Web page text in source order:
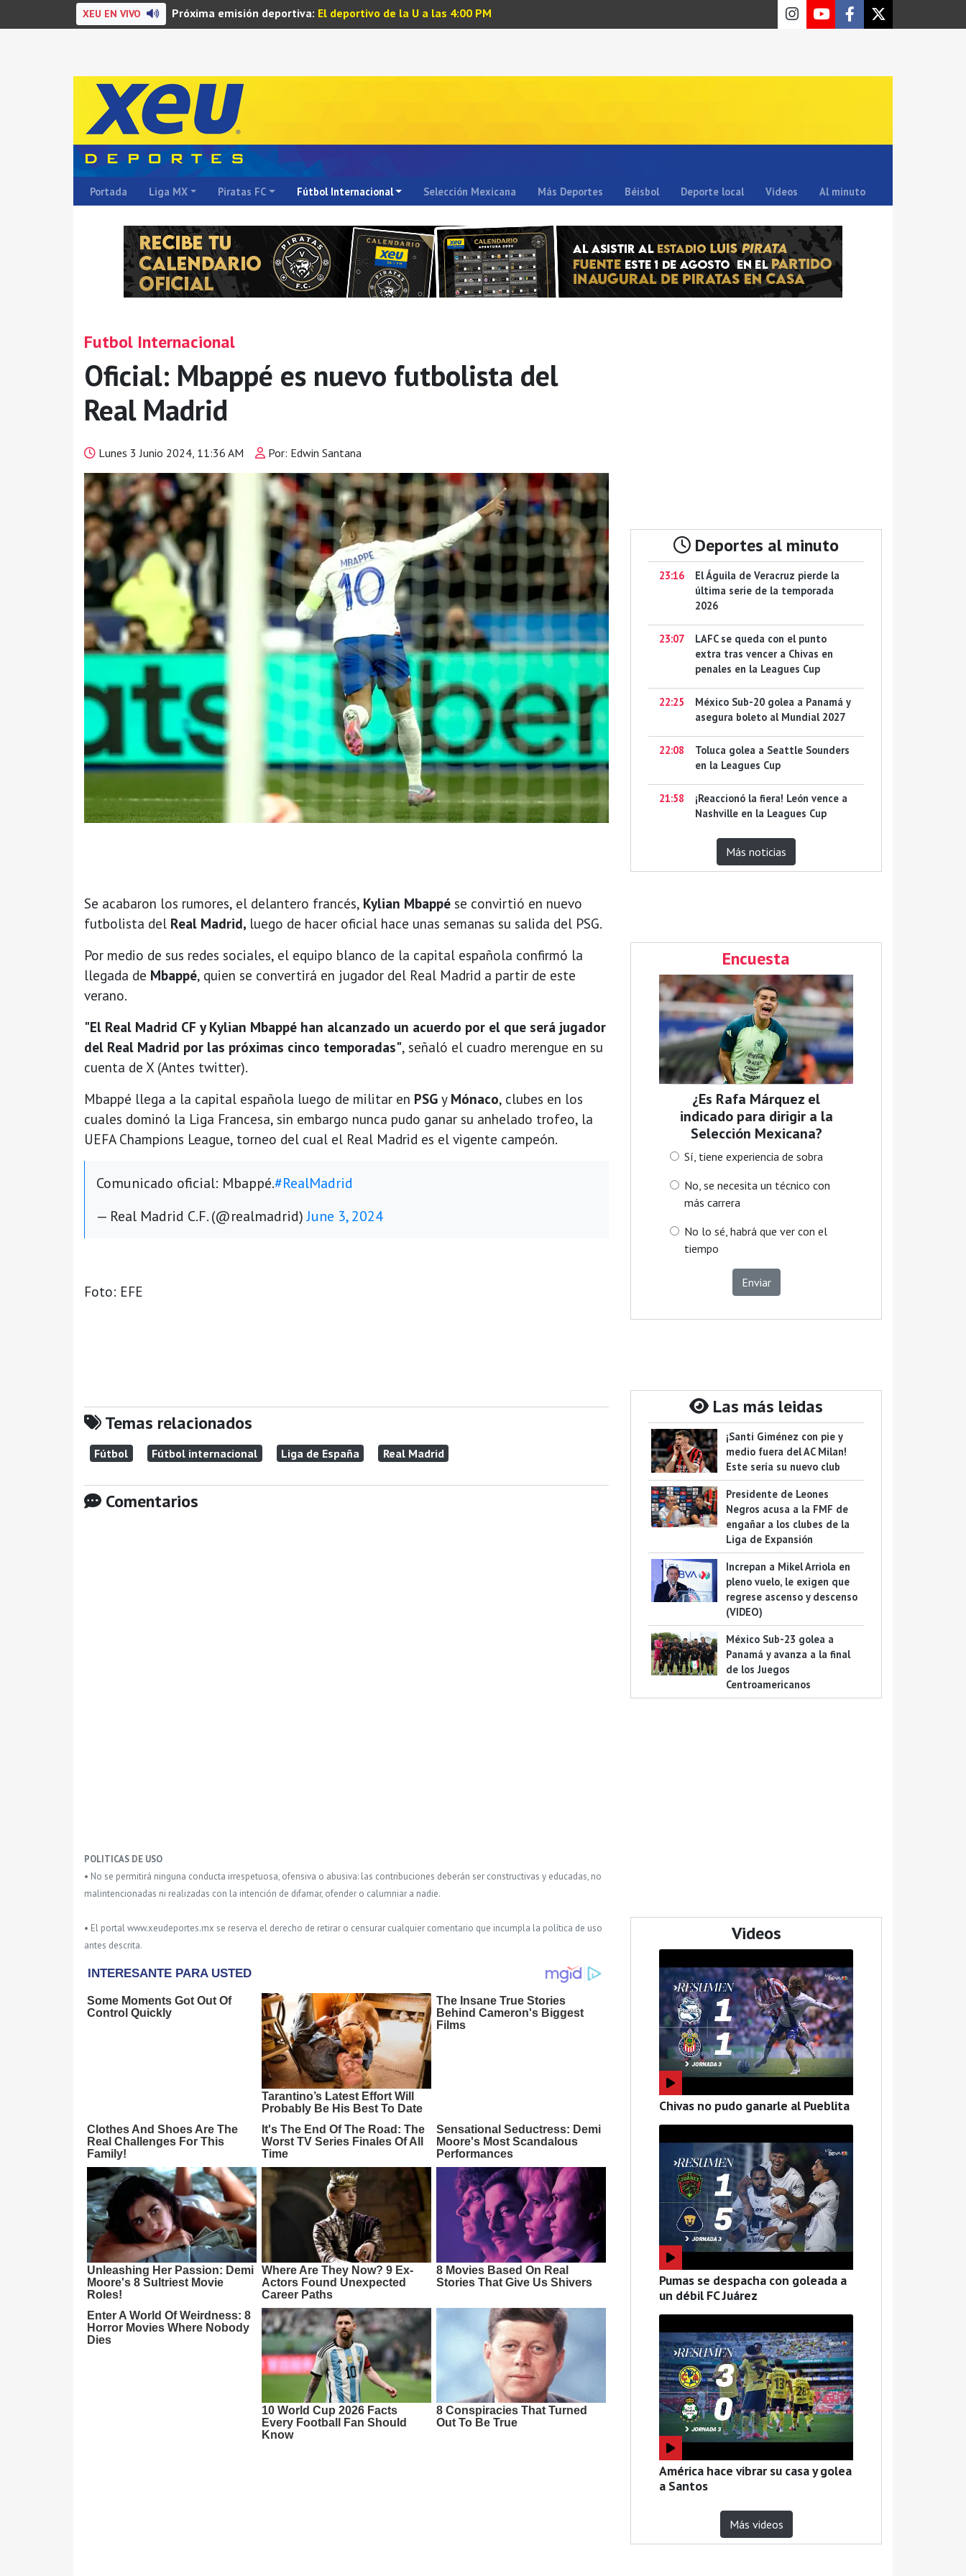
XEU EN VIVO Próxima emisión deportiva: El deportivo de la U a las 4:00 PM
Portada Liga MX Piratas FC Fútbol Internacional Selección Mexicana Más Deportes Béisbol Deporte local Videos Al minuto
Futbol Internacional
Oficial: Mbappé es nuevo futbolista del
Real Madrid
Lunes 3 Junio 2024, 11:36 AM Por: Edwin Santana
Se acabaron los rumores, el delantero francés, Kylian Mbappé se convirtió en nuevo
futbolista del Real Madrid, luego de hacer oficial hace unas semanas su salida del PSG.
Por medio de sus redes sociales, el equipo blanco de la capital española confirmó la
llegada de Mbappé, quien se convertirá en jugador del Real Madrid a partir de este
verano.
"El Real Madrid CF y Kylian Mbappé han alcanzado un acuerdo por el que será jugador
del Real Madrid por las próximas cinco temporadas", señaló el cuadro merengue en su
cuenta de X (Antes twitter).
Mbappé llega a la capital española luego de militar en PSG y Mónaco, clubes en los
cuales dominó la Liga Francesa, sin embargo nunca pudo ganar su anhelado trofeo, la
UEFA Champions League, torneo del cual el Real Madrid es el vigente campeón.
Comunicado oficial: Mbappé.#RealMadrid
— Real Madrid C.F. (@realmadrid)June 3, 2024
Foto: EFE
Temas relacionados
Fútbol Fútbol internacional Liga de España Real Madrid
Comentarios
POLITICAS DE USO
• No se permitirá ninguna conducta irrespetuosa, ofensiva o abusiva: las contribuciones deberán ser constructivas y educadas, no
malintencionadas ni realizadas con la intención de difamar, ofender o calumniar a nadie.
• El portal www.xeudeportes.mx se reserva el derecho de retirar o censurar cualquier comentario que incumpla la política de uso
antes descrita.
Deportes al minuto
23:16
El Águila de Veracruz pierde la
última serie de la temporada
2026
23:07
LAFC se queda con el punto
extra tras vencer a Chivas en
penales en la Leagues Cup
22:25
México Sub-20 golea a Panamá y
asegura boleto al Mundial 2027
22:08
Toluca golea a Seattle Sounders
en la Leagues Cup
21:58
¡Reaccionó la fiera! León vence a
Nashville en la Leagues Cup
Más noticias
Encuesta
¿Es Rafa Márquez el
indicado para dirigir a la
Selección Mexicana?
Sí, tiene experiencia de sobra
No, se necesita un técnico con
más carrera
No lo sé, habrá que ver con el
tiempo
Enviar
Las más leidas
¡Santi Giménez con pie y
medio fuera del AC Milan!
Este sería su nuevo club
Presidente de Leones
Negros acusa a la FMF de
engañar a los clubes de la
Liga de Expansión
Increpan a Mikel Arriola en
pleno vuelo, le exigen que
regrese ascenso y descenso
(VIDEO)
México Sub-23 golea a
Panamá y avanza a la final
de los Juegos
Centroamericanos
Videos
Chivas no pudo ganarle al Pueblita
Pumas se despacha con goleada a
un débil FC Juárez
América hace vibrar su casa y golea
a Santos
Más videos